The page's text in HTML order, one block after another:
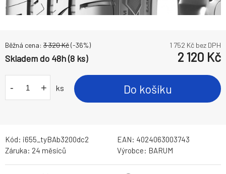
Běžná cena: 3 320Kč(-36%) 1 752 Kč bez DPH
Skladem do 48h (8 ks) 2 120 Kč
- + ks Do košíku
Kód: i655_tyBAb3200dc2 EAN: 4024063003743
Záruka: 24 měsíců Výrobce: BARUM